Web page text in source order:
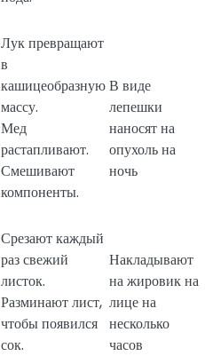
Лук превращают
в
кашицеобразную
массу.
Мед
растапливают.
Смешивают
компоненты.
В виде
лепешки
наносят на
опухоль на
ночь
Срезают каждый
раз свежий
листок.
Разминают лист,
чтобы появился
сок.
Накладывают
на жировик на
лице на
несколько
часов